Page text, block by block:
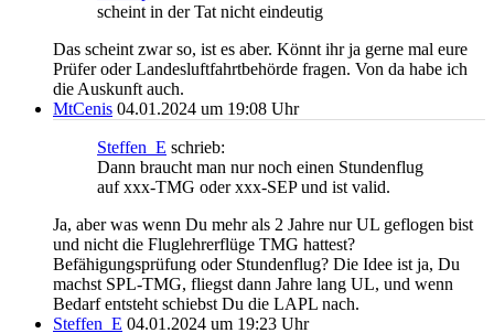
scheint in der Tat nicht eindeutig
Das scheint zwar so, ist es aber. Könnt ihr ja gerne mal eure
Prüfer oder Landesluftfahrtbehörde fragen. Von da habe ich
die Auskunft auch.
MtCenis 04.01.2024 um 19:08 Uhr
Steffen_E schrieb:
Dann braucht man nur noch einen Stundenflug
auf xxx-TMG oder xxx-SEP und ist valid.
Ja, aber was wenn Du mehr als 2 Jahre nur UL geflogen bist
und nicht die Fluglehrerflüge TMG hattest?
Befähigungsprüfung oder Stundenflug? Die Idee ist ja, Du
machst SPL-TMG, fliegst dann Jahre lang UL, und wenn
Bedarf entsteht schiebst Du die LAPL nach.
Steffen_E 04.01.2024 um 19:23 Uhr